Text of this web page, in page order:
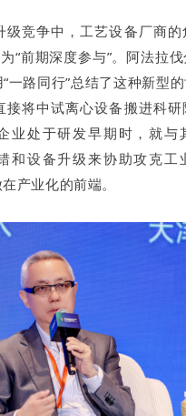
级竞争中，工艺设备厂商
“前期深度参与”。阿法拉
一路同行”总结了这种新型
将中试离心设备搬进科研
业处于研发早期时，就与
和设备升级来协助攻克工
产业化的前端。